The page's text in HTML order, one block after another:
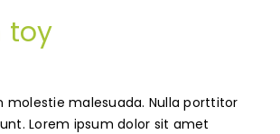
toy
molestie malesuada. Nulla porttitor
Lorem ipsum dolor sit amet